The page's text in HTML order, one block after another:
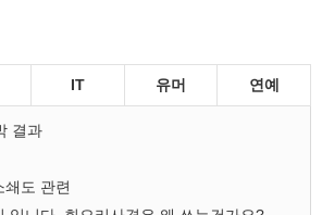
IT 유머 연예
결과
쇄도 관련